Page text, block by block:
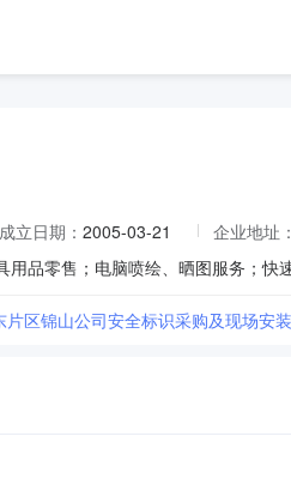
成立日期： 2005-03-21 企业地址：
品零售；电脑喷绘、晒图服务；快
片区锦山公司安全标识采购及现场安